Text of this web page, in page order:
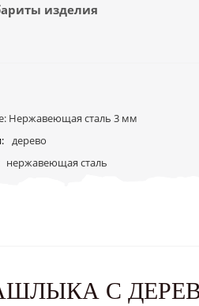
изделия
Нержавеющая сталь 3 мм
дерево
нержавеющая сталь
С